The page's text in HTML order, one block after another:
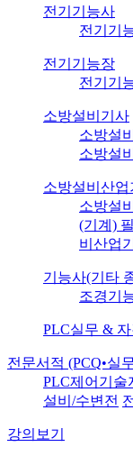
전기기능사
전기기
전기기능장
전기기
소방설비기사
소방설
소방설
소방설비산업
소방설
(기계) 필
비산업
기능사(기타
조경기
PLC실무 &
전문서적 (PCQ•실
PLC제어기술
설비/수변전
강의보기